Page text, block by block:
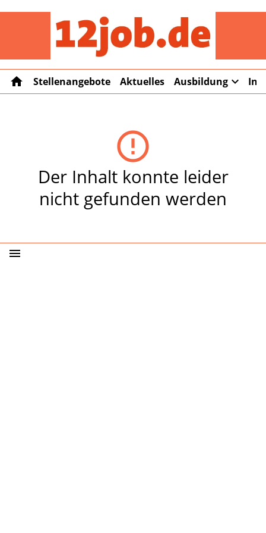
home Stellenangebote Aktuelles Ausbildung expand_more
error_outline
Der Inhalt konnte leider
nicht gefunden werden
menu